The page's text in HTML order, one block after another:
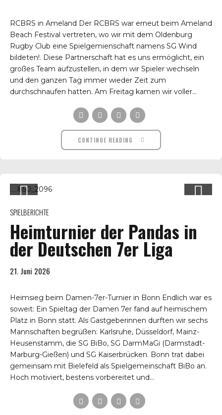
RCBRS in Ameland Der RCBRS war erneut beim Ameland
Beach Festival vertreten, wo wir mit dem Oldenburg
Rugby Club eine Spielgemienschaft namens SG Wind
bildeten!. Diese Partnerschaft hat es uns ermöglicht, ein
großes Team aufzustellen, in dem wir Spieler wechseln
und den ganzen Tag immer wieder Zeit zum
durchschnaufen hatten. Am Freitag kamen wir voller...
CONTINUE READING
SPIELBERICHTE
Heimturnier der Pandas in
der Deutschen 7er Liga
21. Juni 2026
Heimsieg beim Damen-7er-Turnier in Bonn Endlich war es
soweit: Ein Spieltag der Damen 7er fand auf heimischem
Platz in Bonn statt. Als Gastgeberinnen durften wir sechs
Mannschaften begrüßen: Karlsruhe, Düsseldorf, Mainz-
Heusenstamm, die SG BiBo, SG DarmMaGi (Darmstadt-
Marburg-Gießen) und SG Kaiserbrücken. Bonn trat dabei
gemeinsam mit Bielefeld als Spielgemeinschaft BiBo an.
Hoch motiviert, bestens vorbereitet und...